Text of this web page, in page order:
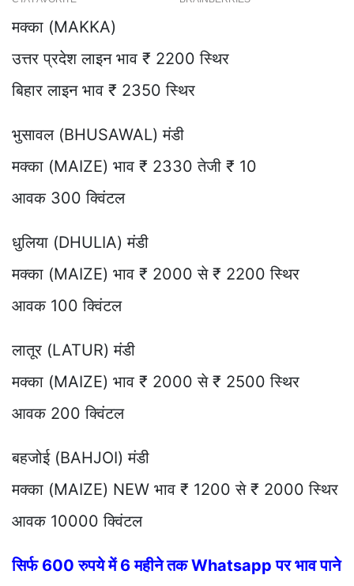
मक्का (MAKKA)
उत्तर प्रदेश लाइन भाव ₹ 2200 स्थिर
बिहार लाइन भाव ₹ 2350 स्थिर
भुसावल (BHUSAWAL) मंडी
मक्का (MAIZE) भाव ₹ 2330 तेजी ₹ 10
आवक 300 क्विंटल
धुलिया (DHULIA) मंडी
मक्का (MAIZE) भाव ₹ 2000 से ₹ 2200 स्थिर
आवक 100 क्विंटल
लातूर (LATUR) मंडी
मक्का (MAIZE) भाव ₹ 2000 से ₹ 2500 स्थिर
आवक 200 क्विंटल
बहजोई (BAHJOI) मंडी
मक्का (MAIZE) NEW भाव ₹ 1200 से ₹ 2000 स्थिर
आवक 10000 क्विंटल
सिर्फ 600 रुपये में 6 महीने तक Whatsapp पर भाव पाने